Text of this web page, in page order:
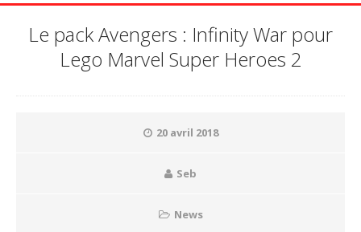
Le pack Avengers : Infinity War pour
Lego Marvel Super Heroes 2
20 avril 2018
Seb
News